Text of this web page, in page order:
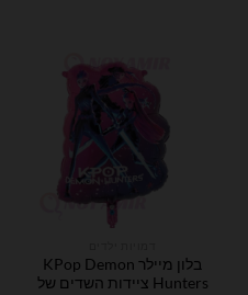
בלון מיילר KPop Demon
Hunters ציידות השדים של